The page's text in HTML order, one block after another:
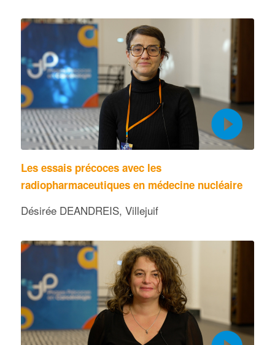
Les essais précoces avec les
radiopharmaceutiques en médecine nucléaire
Désirée DEANDREIS, Villejuif